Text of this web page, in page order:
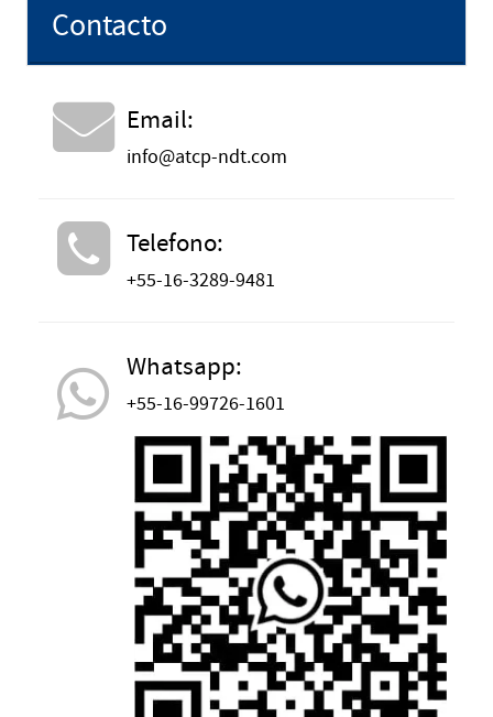
Contacto
Email:
info@atcp-ndt.com
Telefono:
+55-16-3289-9481
Whatsapp:
+55-16-99726-1601